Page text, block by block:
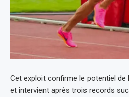
Cet exploit confirme le potentiel de
et intervient après trois records